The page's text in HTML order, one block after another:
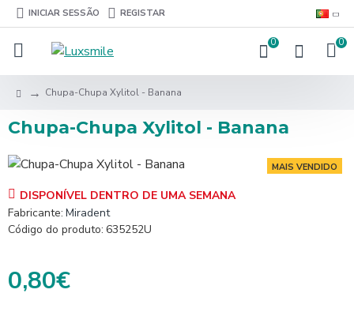
INICIAR SESSÃO REGISTAR
0 0
Chupa-Chupa Xylitol - Banana
Chupa-Chupa Xylitol - Banana
MAIS VENDIDO
DISPONÍVEL DENTRO DE UMA SEMANA
0,80€
DISPONÍVEL DENTRO DE UMA SEMANA
Fabricante: Miradent
Código do produto: 635252U